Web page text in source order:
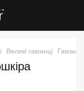
Великі гаманці